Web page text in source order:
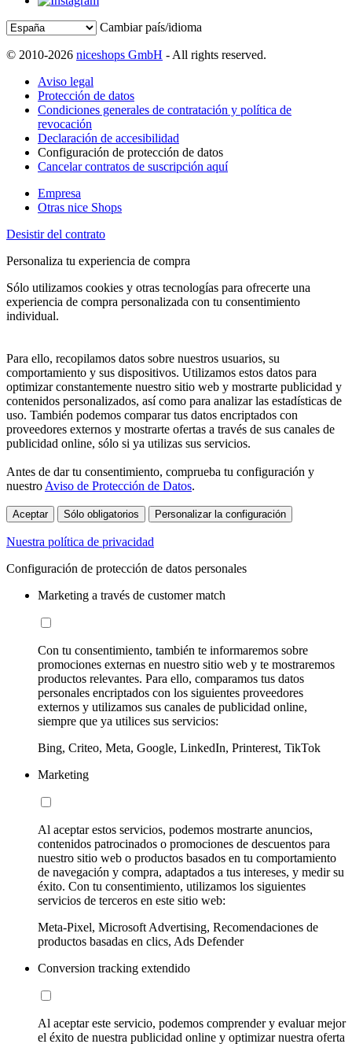
Cambiar país/idioma
© 2010-2026 niceshops GmbH - All rights reserved.
Aviso legal
Protección de datos
Condiciones generales de contratación y política de
revocación
Declaración de accesibilidad
Configuración de protección de datos
Cancelar contratos de suscripción aquí
Empresa
Otras nice Shops
Desistir del contrato
Personaliza tu experiencia de compra
Sólo utilizamos cookies y otras tecnologías para ofrecerte una
experiencia de compra personalizada con tu consentimiento
individual.
Para ello, recopilamos datos sobre nuestros usuarios, su
comportamiento y sus dispositivos. Utilizamos estos datos para
optimizar constantemente nuestro sitio web y mostrarte publicidad y
contenidos personalizados, así como para analizar las estadísticas de
uso. También podemos comparar tus datos encriptados con
proveedores externos y mostrarte ofertas a través de sus canales de
publicidad online, sólo si ya utilizas sus servicios.
Antes de dar tu consentimiento, comprueba tu configuración y
nuestro Aviso de Protección de Datos.
Aceptar Sólo obligatorios Personalizar la configuración
Nuestra política de privacidad
Configuración de protección de datos personales
Marketing a través de customer match
Con tu consentimiento, también te informaremos sobre
promociones externas en nuestro sitio web y te mostraremos
productos relevantes. Para ello, comparamos tus datos
personales encriptados con los siguientes proveedores
externos y utilizamos sus canales de publicidad online,
siempre que ya utilices sus servicios:
Bing, Criteo, Meta, Google, LinkedIn, Printerest, TikTok
Marketing
Al aceptar estos servicios, podemos mostrarte anuncios,
contenidos patrocinados o promociones de descuentos para
nuestro sitio web o productos basados en tu comportamiento
de navegación y compra, adaptados a tus intereses, y medir su
éxito. Con tu consentimiento, utilizamos los siguientes
servicios de terceros en este sitio web:
Meta-Pixel, Microsoft Advertising, Recomendaciones de
productos basadas en clics, Ads Defender
Conversion tracking extendido
Al aceptar este servicio, podemos comprender y evaluar mejor
el éxito de nuestra publicidad online y optimizar nuestra oferta